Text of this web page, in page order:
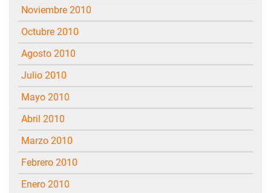
noviembre 2010
octubre 2010
agosto 2010
julio 2010
mayo 2010
abril 2010
marzo 2010
febrero 2010
enero 2010